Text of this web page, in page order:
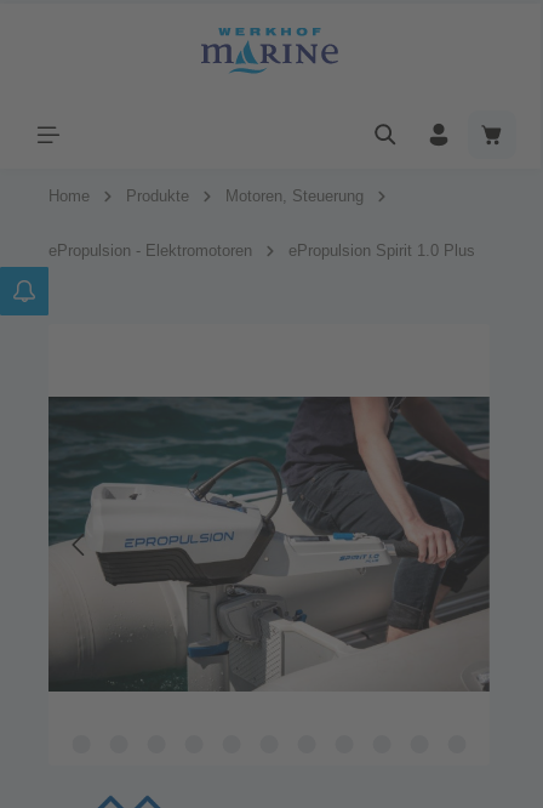
Home Produkte Motoren, Steuerung
ePropulsion - Elektromotoren ePropulsion Spirit 1.0 Plus